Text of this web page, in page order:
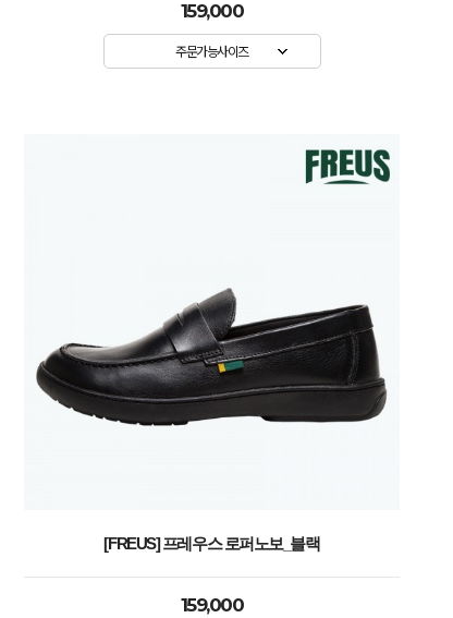
159,000
주문가능사이즈
[FREUS] 프레우스 로퍼노보_블랙
159,000